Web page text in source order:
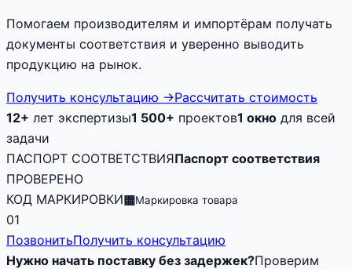
Помогаем производителям и импортёрам получать
документы соответствия и уверенно выводить
продукцию на рынок.
Получить консультацию →Рассчитать стоимость
12+ лет экспертизы1 500+ проектов1 окно для всей
задачи
ПАСПОРТ СООТВЕТСТВИЯПаспорт соответствия
ПРОВЕРЕНО
КОД МАРКИРОВКИ▦Маркировка товара
01
ПозвонитьПолучить консультацию
Нужно начать поставку без задержек?Проверим